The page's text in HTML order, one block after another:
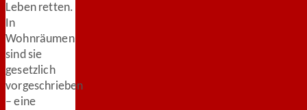
Leben retten.
In
Wohnräumen
sind sie
gesetzlich
vorgeschrieben
– eine